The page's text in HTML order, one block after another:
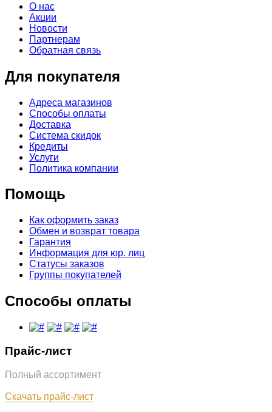
О нас
Акции
Новости
Партнерам
Обратная связь
Для покупателя
Адреса магазинов
Способы оплаты
Доставка
Система скидок
Кредиты
Услуги
Политика компании
Помощь
Как оформить заказ
Обмен и возврат товара
Гарантия
Информация для юр. лиц
Статусы заказов
Группы покупателей
Способы оплаты
Прайс-лист
Полный ассортимент
Скачать прайс-лист